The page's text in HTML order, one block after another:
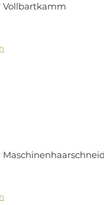
Vollbartkamm